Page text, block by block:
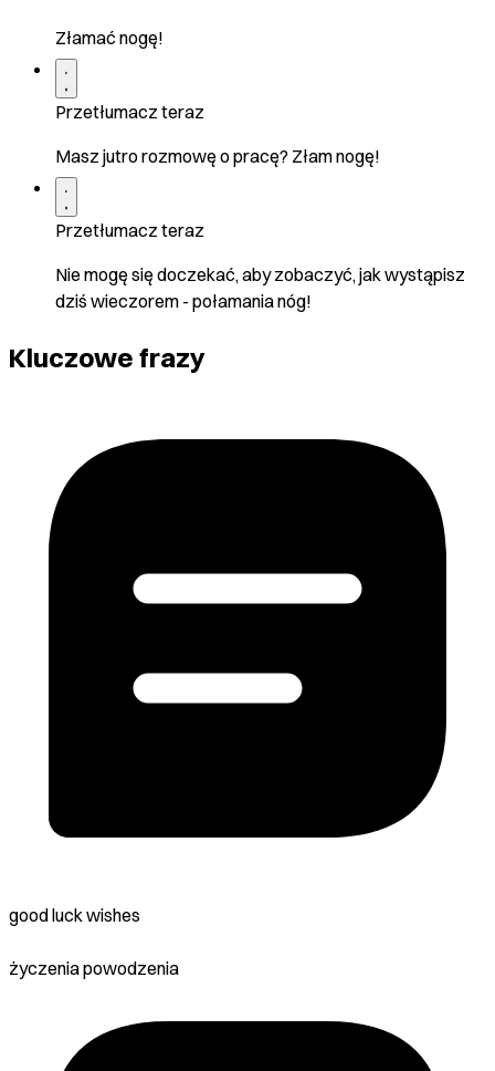
Złamać nogę!
Przetłumacz teraz
Masz jutro rozmowę o pracę? Złam nogę!
Przetłumacz teraz
Nie mogę się doczekać, aby zobaczyć, jak wystąpisz
dziś wieczorem - połamania nóg!
Kluczowe frazy
good luck wishes
życzenia powodzenia